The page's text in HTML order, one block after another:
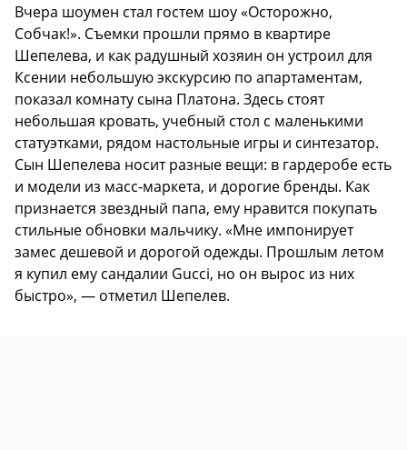
Вчера шоумен стал гостем шоу «Осторожно,
Собчак!». Съемки прошли прямо в квартире
Шепелева, и как радушный хозяин он устроил для
Ксении небольшую экскурсию по апартаментам,
показал комнату сына Платона. Здесь стоят
небольшая кровать, учебный стол с маленькими
статуэтками, рядом настольные игры и синтезатор.
Сын Шепелева носит разные вещи: в гардеробе есть
и модели из масс-маркета, и дорогие бренды. Как
признается звездный папа, ему нравится покупать
стильные обновки мальчику. «Мне импонирует
замес дешевой и дорогой одежды. Прошлым летом
я купил ему сандалии Gucci, но он вырос из них
быстро», — отметил Шепелев.